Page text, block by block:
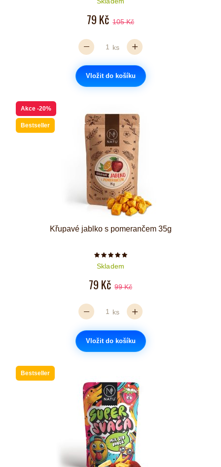
79 Kč 105 Kč
ks
Vložit do košíku
Akce -20%
Bestseller
Křupavé jablko s pomerančem 35g
Počet hvězdiček je 5 z 5
Skladem
79 Kč 99 Kč
ks
Vložit do košíku
Bestseller